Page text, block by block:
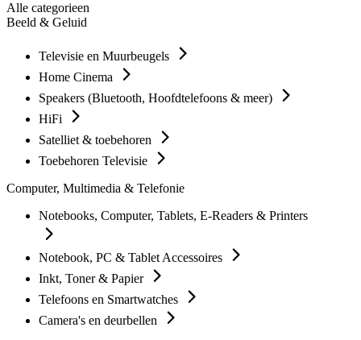
Alle categorieen
Beeld & Geluid
Televisie en Muurbeugels
Home Cinema
Speakers (Bluetooth, Hoofdtelefoons & meer)
HiFi
Satelliet & toebehoren
Toebehoren Televisie
Computer, Multimedia & Telefonie
Notebooks, Computer, Tablets, E-Readers & Printers
Notebook, PC & Tablet Accessoires
Inkt, Toner & Papier
Telefoons en Smartwatches
Camera's en deurbellen